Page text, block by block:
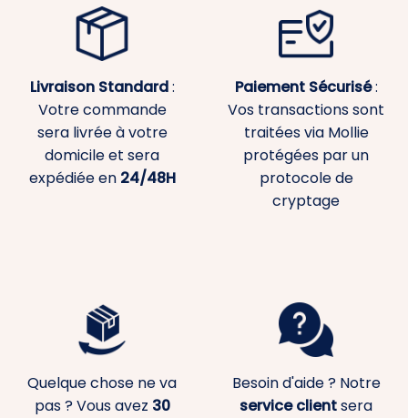
Livraison Standard:
Votre commande
sera livrée à votre
domicile et sera
expédiée en 24/48H
Paiement Sécurisé:
Vos transactions sont
traitées via Mollie
protégées par un
protocole de
cryptage
Quelque chose ne va
pas ? Vous avez 30
Besoin d'aide ? Notre
service clientsera